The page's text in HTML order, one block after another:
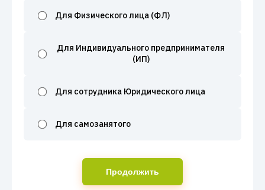
Для Физического лица (ФЛ)
Для Индивидуального предпринимателя
(ИП)
Для сотрудника Юридического лица
Для самозанятого
Продолжить